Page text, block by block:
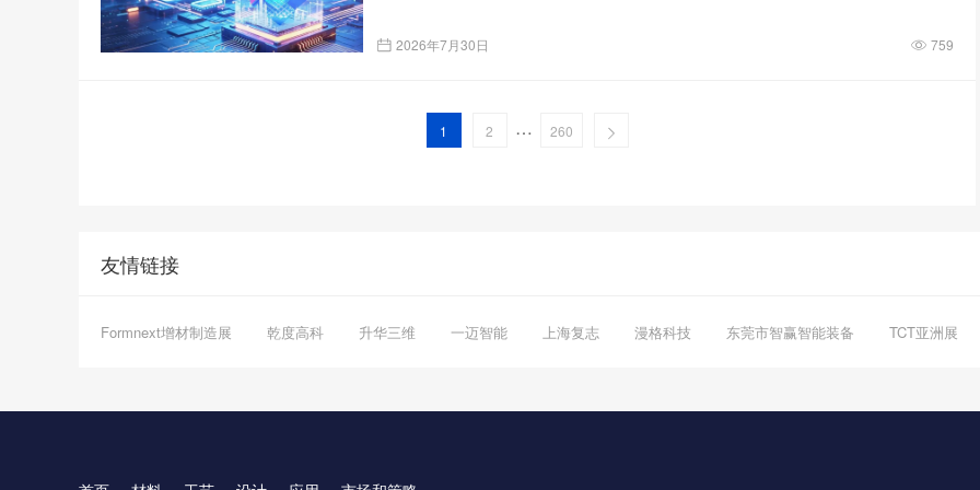
2026年7月30日 759
1 2 … 260
友情链接
Formnext增材制造展 乾度高科 升华三维 一迈智能 上海复志 漫格科技 东莞市智赢智能装备 TCT亚洲展